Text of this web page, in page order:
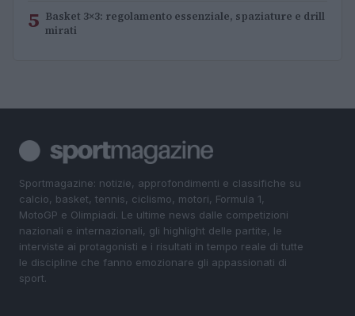
5 Basket 3×3: regolamento essenziale, spaziature e drill
mirati
Sportmagazine: notizie, approfondimenti e classifiche su
calcio, basket, tennis, ciclismo, motori, Formula 1,
MotoGP e Olimpiadi. Le ultime news dalle competizioni
nazionali e internazionali, gli highlight delle partite, le
interviste ai protagonisti e i risultati in tempo reale di tutte
le discipline che fanno emozionare gli appassionati di
sport.